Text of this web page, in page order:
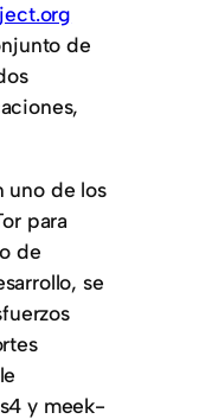
de
uno de los
para
de
se
y meek-